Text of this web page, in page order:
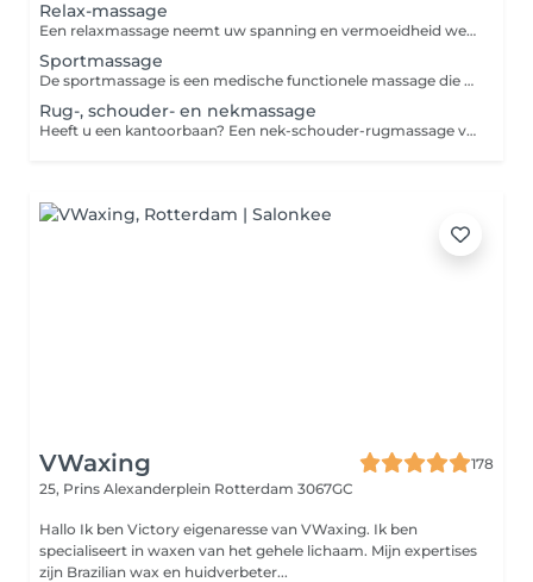
Relax-massage
Een relaxmassage neemt uw spanning en vermoeidheid weg. En brengt daar ontspanning en nieuwe energie voor in de plaats. Meestal is de massage wat zachter, maar de keuze is aan u. De duur kan verschillen. Samen met onze masseur of masseuse bepaalt u wat het beste is. De kenmerken van een relaxmassage: - Doel: rust en algehele ontspanning van uw lichaam en geest. - Power: zachte tot gemiddelde druk. - Gemasseerde zones: nek, schouders, rug, benen (voorkant en achterkant), armen en hoofd. - Drukpunten: de drukpunten worden met lichte kracht gemasseerd. - Effect: betere doorstroom van lichamelijke en emotionele energie, waardoor u zich vitaler en energieker voelt.
Sportmassage
De sportmassage is een medische functionele massage die u als sporter helpt om in goede lichamelijke conditie te blijven. Er zijn verschillende therapieën voor verschillende sportstadiums. De pre-competitionmassage vermindert stress en bestrijdt mogelijke klachten. De after-competitionmassage helpt juist bij het tegengaan van fysieke vermoeidheid, behandelen van spierpijn, stimuleren van herstel en genezen van blessures. - Wanneer kiest u voor een sportmassage: als uw spieren overbelast zijn door bijvoorbeeld sporten of lichamelijk werk. Of als u een atleet bent die (bijna) dagelijks traint. - Power: harde druk. - Gemasseerde zones: rug, benen (achterkant en voorkant) en zo nodig armen en hoofd. Wij besteden vooral aandacht aan de plaatsen van het lichaam waar u het meeste last van heeft. - Effect: een sportmassage helpt bij het versoepelen van uw (stijve) spieren, versnellen van het genezingsproces, verbeteren van uw doorbloeding en stimuleren van de afvoer van afvalstoffen. De dag na de massage kunnen bepaalde plekken beurs aanvoelen. Geen zorgen: dit komt doordat een grote hoeveelheid spanning in één keer vrijkomt. Na een paar dagen verdwijnt dit gevoel vanzelf. - Waar is de massage niet voor bedoeld: een sportmassage mag nooit worden toegepast bij een spierscheur, ontsteking, wond of koorts.
Rug-, schouder- en nekmassage
Heeft u een kantoorbaan? Een nek-schouder-rugmassage verbetert de lichamelijke functies en vermindert vermoeidheid en stress. Bovendien werkt het uitstekend tegen hoofdpijn, rugpijn en een stijve nek. - Wanneer kiest u voor deze massage: als u klachten of spierpijn heeft aan de nek, schouders of rug. - Power: gemiddelde tot harde druk. - Gemasseerde zones: nek, schouders en rug. - Effect: afvalstoffen worden verwijderd en uw (spannings)klachten verlicht. Omdat uw bloedsomloop verbetert kunnen klachten sneller genezen. De dag na de massage kunnen bepaalde plekken beurs aanvoelen. Geen zorgen: dit komt doordat een grote hoeveelheid spanning in één keer vrijkomt. Na een paar dagen verdwijnt dit gevoel vanzelf.
VWaxing
178
25, Prins Alexanderplein Rotterdam 3067GC
Hallo Ik ben Victory eigenaresse van VWaxing. Ik ben
specialiseert in waxen van het gehele lichaam. Mijn expertises
zijn Brazilian wax en huidverbeter...